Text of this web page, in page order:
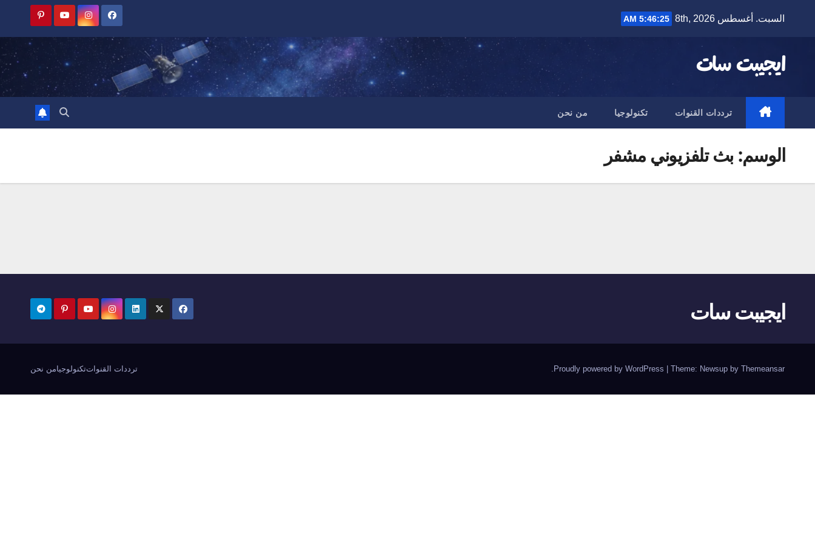
السبت. أغسطس 8th, 2026 5:46:25 AM
ايجيبت سات
ترددات القنوات تكنولوجيا من نحن
الوسم:بث تلفزيوني مشفر
ايجيبت سات
Proudly powered by WordPress Theme: Newsup by Themeansar
. ترددات القنواتتكنولوجيامن نحن